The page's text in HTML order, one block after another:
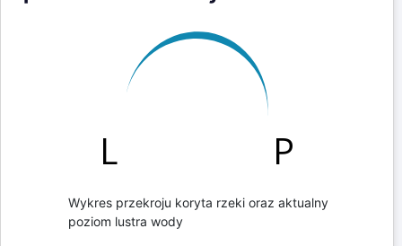
Wykres przekroju koryta rzeki oraz aktualny
poziom lustra wody